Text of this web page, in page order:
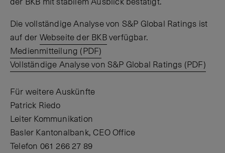
der BKB mit stabilem Ausblick bestätigt.
Die vollständige Analyse von S&P Global Ratings ist
auf der Webseite der BKBverfügbar.
Medienmitteilung (PDF)
Vollständige Analyse von S&P Global Ratings (PDF)
Für weitere Auskünfte
Patrick Riedo
Leiter Kommunikation
Basler Kantonalbank, CEO Office
Telefon 061 266 27 89